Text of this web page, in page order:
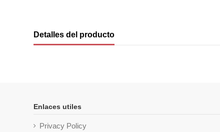
Detalles del producto
Enlaces utiles
Privacy Policy